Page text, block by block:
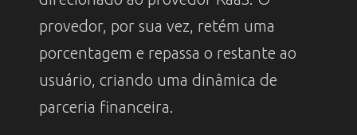
provedor, por sua vez, retém uma
porcentagem e repassa o restante ao
usuário, criando uma dinâmica de
parceria financeira.